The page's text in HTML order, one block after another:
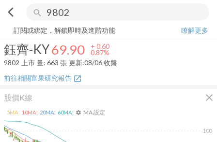
arrow_back_ios search
鈺齊-KY 69.90 +0.87%
訂閱或綁定，解鎖即時及進階功能
瞭解更多
鈺齊-KY69.90 + 0.60
0.87%
9802
上市 量: 663 張 更新:08/06 收盤
前往相關富果研究報告 open_in_new
股價K線 close
100
5MA: 10MA: 20MA: 60MA: settings MA 設定